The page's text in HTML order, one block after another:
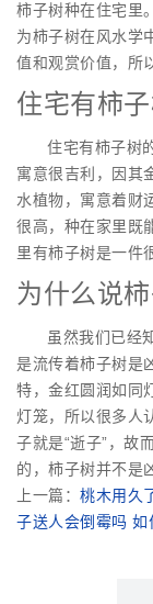
柿子树种在住宅里
为柿子树在风水学
值和观赏价值，所
住宅有柿
住宅有柿子树
寓意很吉利，因其
水植物，寓意着财
很高，种在家里既
里有柿子树是一件
为什么说
虽然我们已经
是流传着柿子树是
特，金红圆润如同
灯笼，所以很多人
子就是“逝子”，故
的，柿子树并不是
上一篇： 桃木用久
子送人会倒霉吗 如